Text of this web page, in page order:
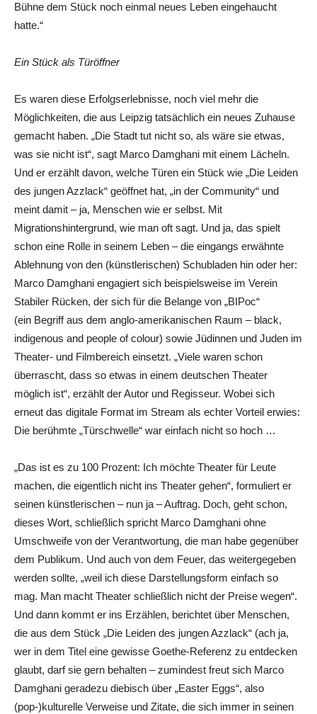
Bühne dem Stück noch einmal neues Leben eingehaucht
hatte.“
Ein Stück als Türöffner
Es waren diese Erfolgserlebnisse, noch viel mehr die
Möglichkeiten, die aus Leipzig tatsächlich ein neues Zuhause
gemacht haben. „Die Stadt tut nicht so, als wäre sie etwas,
was sie nicht ist“, sagt Marco Damghani mit einem Lächeln.
Und er erzählt davon, welche Türen ein Stück wie „Die Leiden
des jungen Azzlack“ geöffnet hat, „in der Community“ und
meint damit – ja, Menschen wie er selbst. Mit
Migrationshintergrund, wie man oft sagt. Und ja, das spielt
schon eine Rolle in seinem Leben – die eingangs erwähnte
Ablehnung von den (künstlerischen) Schubladen hin oder her:
Marco Damghani engagiert sich beispielsweise im Verein
Stabiler Rücken, der sich für die Belange von „BIPoc“
(ein Begriff aus dem anglo-amerikanischen Raum – black,
indigenous and people of colour) sowie Jüdinnen und Juden im
Theater- und Filmbereich einsetzt. „Viele waren schon
überrascht, dass so etwas in einem deutschen Theater
möglich ist“, erzählt der Autor und Regisseur. Wobei sich
erneut das digitale Format im Stream als echter Vorteil erwies:
Die berühmte „Türschwelle“ war einfach nicht so hoch …
„Das ist es zu 100 Prozent: Ich möchte Theater für Leute
machen, die eigentlich nicht ins Theater gehen“, formuliert er
seinen künstlerischen – nun ja – Auftrag. Doch, geht schon,
dieses Wort, schließlich spricht Marco Damghani ohne
Umschweife von der Verantwortung, die man habe gegenüber
dem Publikum. Und auch von dem Feuer, das weitergegeben
werden sollte, „weil ich diese Darstellungsform einfach so
mag. Man macht Theater schließlich nicht der Preise wegen“.
Und dann kommt er ins Erzählen, berichtet über Menschen,
die aus dem Stück „Die Leiden des jungen Azzlack“ (ach ja,
wer in dem Titel eine gewisse Goethe-Referenz zu entdecken
glaubt, darf sie gern behalten – zumindest freut sich Marco
Damghani geradezu diebisch über „Easter Eggs“, also
(pop-)kulturelle Verweise und Zitate, die sich immer in seinen